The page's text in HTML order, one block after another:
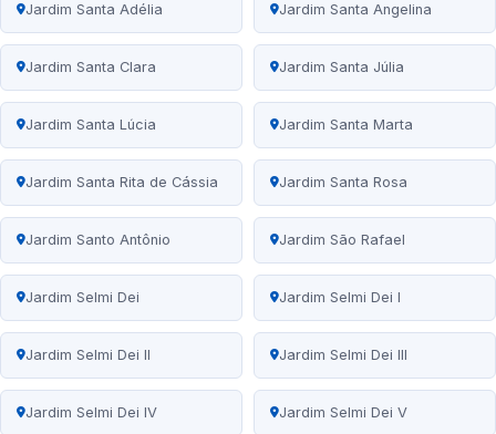
Jardim Santa Adélia Jardim Santa Angelina
Jardim Santa Clara Jardim Santa Júlia
Jardim Santa Lúcia Jardim Santa Marta
Jardim Santa Rita de Cássia Jardim Santa Rosa
Jardim Santo Antônio Jardim São Rafael
Jardim Selmi Dei Jardim Selmi Dei I
Jardim Selmi Dei II Jardim Selmi Dei III
Jardim Selmi Dei IV Jardim Selmi Dei V